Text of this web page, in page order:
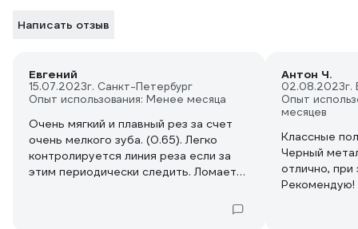
Написать отзыв
Евгений
15.07.2023г. Санкт-Петербург
Опыт использования: Менее месяца
Очень мягкий и плавный рез за счет
очень мелкого зуба. (0.65). Легко
контролируется линия реза если за
этим периодически следить. Ломается
Антон Ч.
02.08.2023г.
Опыт
месяцев
Классные
Черный
отлично, при этом не
Рекомендую!